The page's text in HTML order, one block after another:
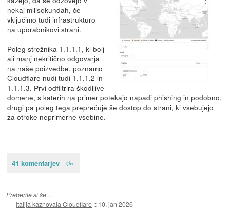
nekaj milisekundah, če
vključimo tudi infrastrukturo
na uporabnikovi strani.
Poleg strežnika 1.1.1.1, ki bolj
ali manj nekritično odgovarja
na naše poizvedbe, poznamo
Cloudflare nudi tudi 1.1.1.2 in
1.1.1.3. Prvi odfiltrira škodljive
domene, s katerih na primer potekajo napadi phishing in podobno,
drugi pa poleg tega preprečuje še dostop do strani, ki vsebujejo
za otroke neprimerne vsebine.
41 komentarjev
Preberite si še…
Italija kaznovala Cloudflare :: 10. jan 2026